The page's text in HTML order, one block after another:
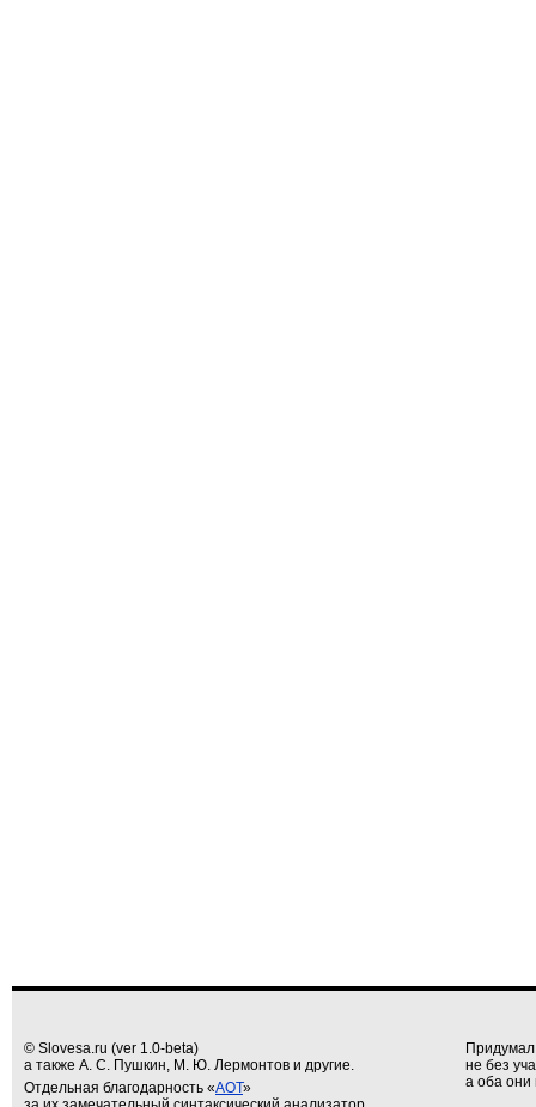
© Slovesa.ru (ver 1.0-beta)
а также А. С. Пушкин, М. Ю. Лермонтов и другие.
Отдельная благодарность «АОТ»
не без
а оба они